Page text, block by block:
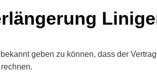
geben zu können, dass der